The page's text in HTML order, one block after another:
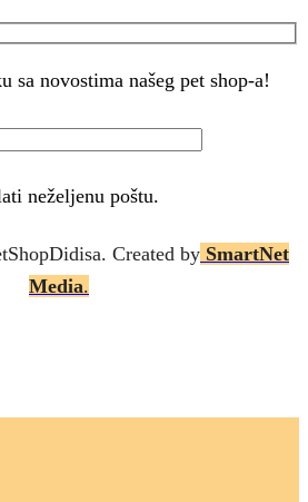
sa novostima našeg pet shop-a!
neželjenu poštu.
. Created by SmartNet
Media.